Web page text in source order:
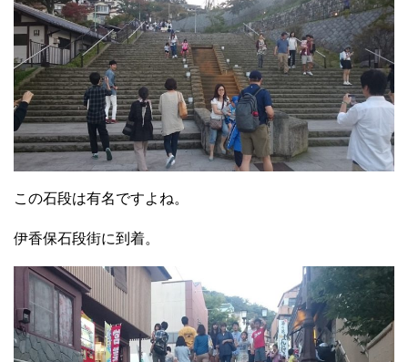
この石段は有名ですよね。
伊香保石段街に到着。